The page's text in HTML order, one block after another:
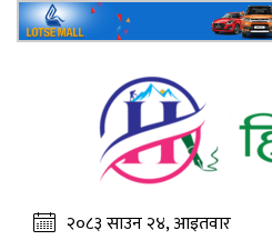
२०८३ साउन २४, आइतवार